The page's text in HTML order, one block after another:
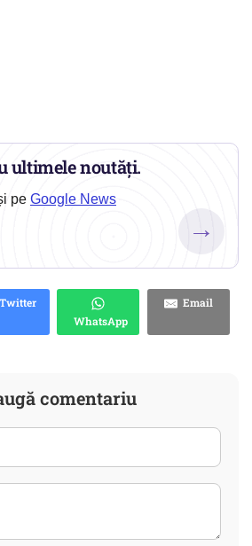
ultimele noutăți.
pe Google News
→
Twitter
WhatsApp
Email
comentariu